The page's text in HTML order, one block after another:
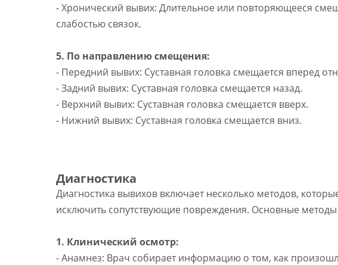
- Хронический вывих: Длительное или повторяющееся
слабостью связок.
5. По направлению смещения:
- Передний вывих: Суставная головка смещается вперед
- Задний вывих: Суставная головка смещается назад.
- Верхний вывих: Суставная головка смещается вверх.
- Нижний вывих: Суставная головка смещается вниз.
Диагностика
Диагностика вывихов включает несколько методов,
исключить сопутствующие повреждения. Основные
1. Клинический осмотр:
- Анамнез: Врач собирает информацию о том, как